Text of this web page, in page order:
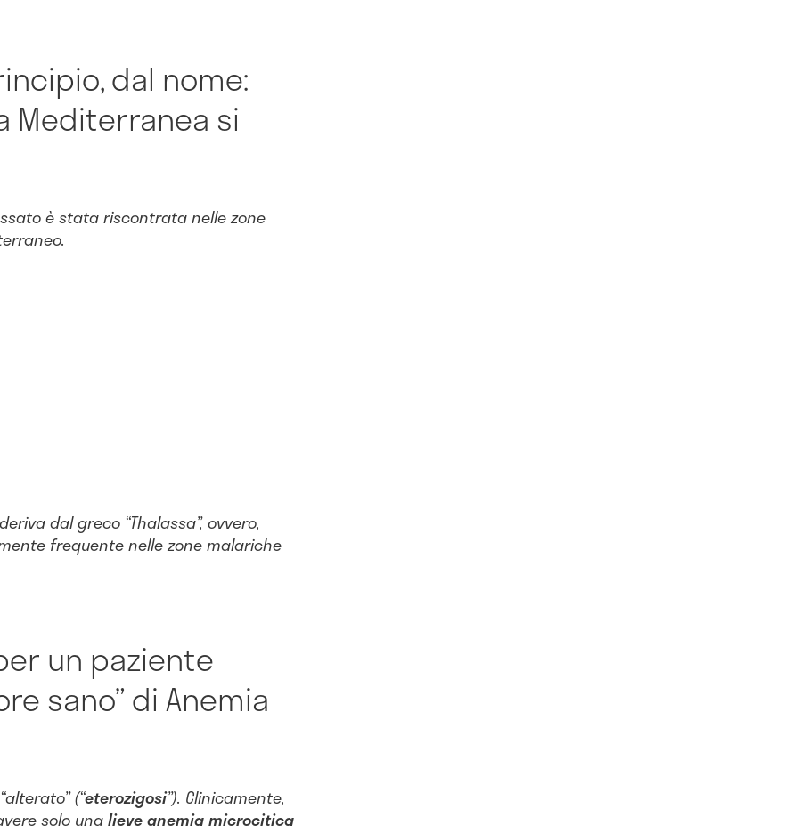
dal nome:
Mediterranea si
è stata riscontrata nelle zone
deriva dal greco “Thalassa”, ovvero,
frequente nelle zone malariche
un paziente
sano” di Anemia
(“eterozigosi”). Clinicamente,
solo unalieve anemia microcitica